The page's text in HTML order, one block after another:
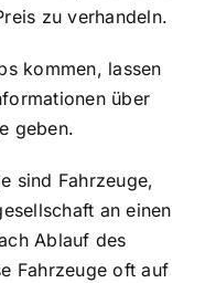
zu verhandeln.
kommen, lassen
über
geben.
sind Fahrzeuge,
an einen
Ablauf des
Fahrzeuge oft auf